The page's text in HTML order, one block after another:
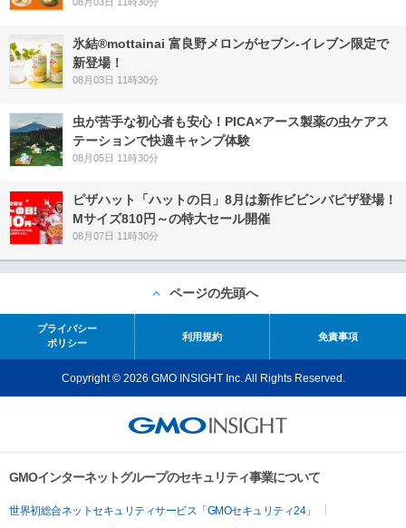
氷結®mottainai 富良野メロンがセブン‐イレブン限定で
新登場！
08月03日 11時30分
虫が苦手な初心者も安心！PICA×アース製薬の虫ケアス
テーションで快適キャンプ体験
08月05日 11時30分
ピザハット「ハットの日」8月は新作ビビンバピザ登場！
Mサイズ810円～の特大セール開催
08月07日 11時30分
ページの先頭へ
プライバシー
ポリシー
利用規約 免責事項
Copyright © 2026 GMO INSIGHT Inc. All Rights Reserved.
GMOインターネットグループのセキュリティ事業について
世界初総合ネットセキュリティサービス「GMOセキュリティ24」